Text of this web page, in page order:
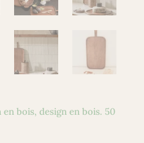
bois, design en bois. 50